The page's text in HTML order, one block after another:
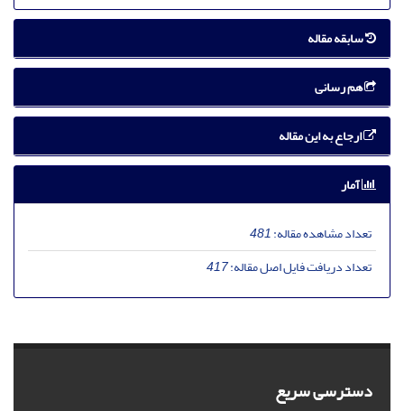
سابقه مقاله
هم رسانی
ارجاع به این مقاله
آمار
تعداد مشاهده مقاله:481
تعداد دریافت فایل اصل مقاله:417
دسترسی سریع